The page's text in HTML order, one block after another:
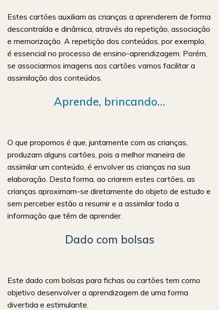
Estes cartões auxiliam as crianças a aprenderem de forma
descontraída e dinâmica, através da repetição, associação
e memorização. A repetição dos conteúdos, por exemplo,
é essencial no processo de ensino-aprendizagem. Porém,
se associarmos imagens aos cartões vamos facilitar a
assimilação dos conteúdos.
Aprende, brincando…
O que propomos é que, juntamente com as crianças,
produzam alguns cartões, pois a melhor maneira de
assimilar um conteúdo, é envolver as crianças na sua
elaboração. Desta forma, ao criarem estes cartões, as
crianças aproximam-se diretamente do objeto de estudo e
sem perceber estão a resumir e a assimilar toda a
informação que têm de aprender.
Dado com bolsas
Este dado com bolsas para fichas ou cartões tem como
objetivo desenvolver a aprendizagem de uma forma
divertida e estimulante.